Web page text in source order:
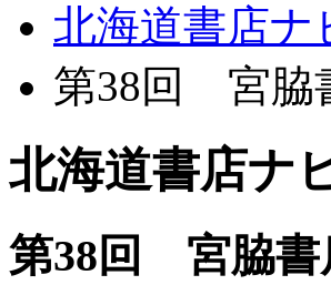
北海道書店ナ
第38回 宮脇
北海道書店ナ
第38回 宮脇書